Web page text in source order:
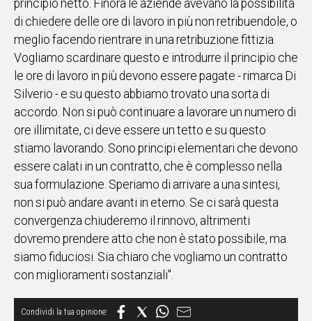
Social
principio netto. Finora le aziende avevano la possibilità
di chiedere delle ore di lavoro in più non retribuendole, o
meglio facendo rientrare in una retribuzione fittizia.
Vogliamo scardinare questo e introdurre il principio che
le ore di lavoro in più devono essere pagate - rimarca Di
Silverio - e su questo abbiamo trovato una sorta di
accordo. Non si può continuare a lavorare un numero di
ore illimitate, ci deve essere un tetto e su questo
stiamo lavorando. Sono principi elementari che devono
essere calati in un contratto, che è complesso nella
sua formulazione. Speriamo di arrivare a una sintesi,
non si può andare avanti in eterno. Se ci sarà questa
convergenza chiuderemo il rinnovo, altrimenti
dovremo prendere atto che non è stato possibile, ma
siamo fiduciosi. Sia chiaro che vogliamo un contratto
con miglioramenti sostanziali".